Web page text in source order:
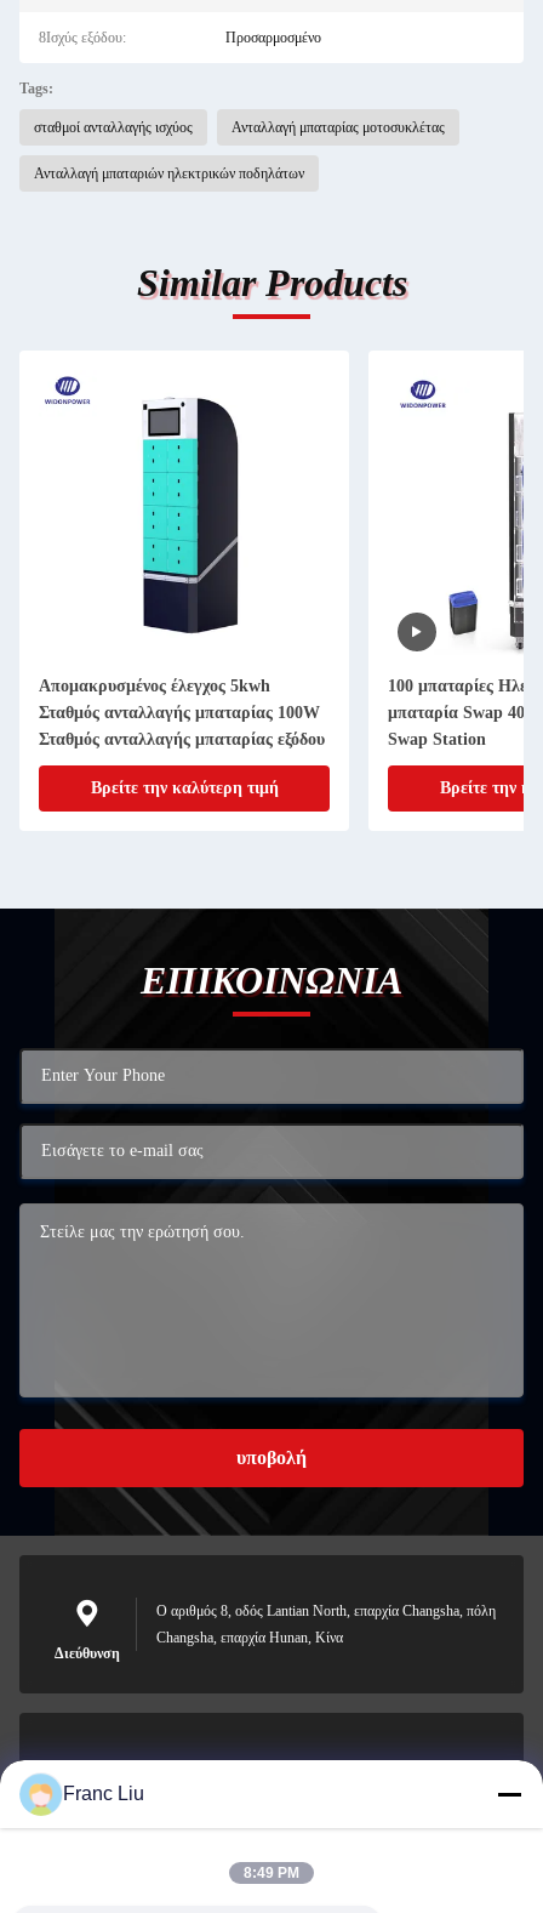
8Ισχύς εξόδου: Προσαρμοσμένο
Tags:
σταθμοί ανταλλαγής ισχύος Ανταλλαγή μπαταρίας μοτοσυκλέτας
Ανταλλαγή μπαταριών ηλεκτρικών ποδηλάτων
Similar Products
Απομακρυσμένος έλεγχος 5kwh
Σταθμός ανταλλαγής μπαταρίας 100W
Σταθμός ανταλλαγής μπαταρίας εξόδου
Βρείτε την καλύτερη τιμή
100 μπαταρίες
μπαταρία Swap
Swap Station
Βρείτε την
ΕΠΙΚΟΙΝΩΝΙΑ
υποβολή
Διεύθυνση
Ο αριθμός 8, οδός Lantian North, επαρχία Changsha, πόλη
Changsha, επαρχία Hunan, Κίνα
Ηλεκτρονικό
Franc Liu
8:49 PM